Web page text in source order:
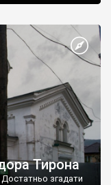
Тирона
згадати